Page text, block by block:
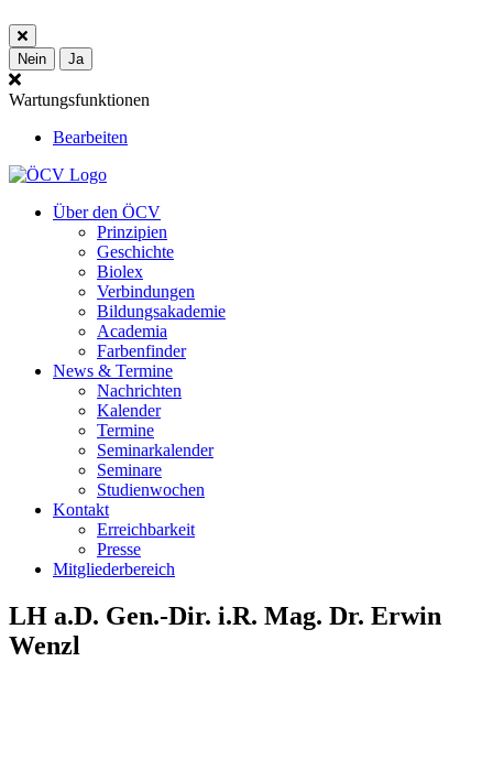
Nein Ja
Wartungsfunktionen
Bearbeiten
Über den ÖCV
Prinzipien
Geschichte
Biolex
Verbindungen
Bildungsakademie
Academia
Farbenfinder
News & Termine
Nachrichten
Kalender
Termine
Seminarkalender
Seminare
Studienwochen
Kontakt
Erreichbarkeit
Presse
Mitgliederbereich
LH a.D. Gen.-Dir. i.R. Mag. Dr. Erwin
Wenzl